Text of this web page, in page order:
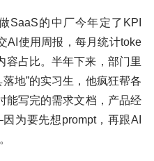
SaaS的中厂今年定了KPI
AI使用周报，每月统计toke
容占比。半年下来，部门里
地”的实习生，他疯狂帮各
能写完的需求文档，产品经
为要先想prompt，再跟AI